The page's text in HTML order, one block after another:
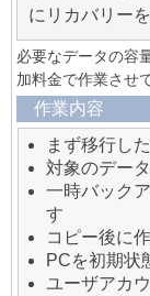
にリカバリー
必要なデータの容
加料金で作業させ
作業内容
まず移行し
対象のデー
一時バック
す
コピー後に
PCを初期状
ユーザアカ